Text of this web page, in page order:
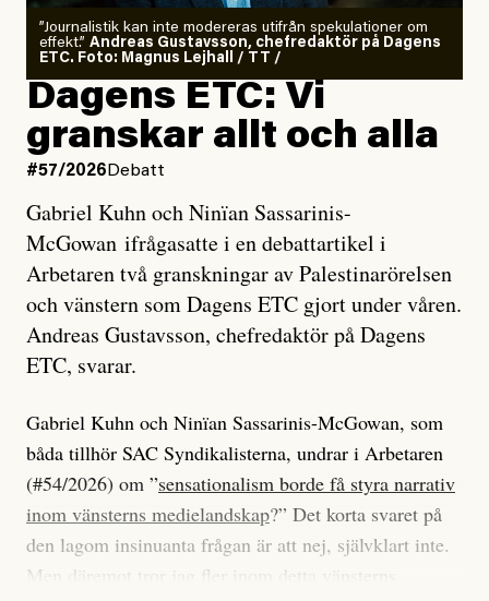
”Journalistik kan inte modereras utifrån spekulationer om
effekt.” Andreas Gustavsson, chefredaktör på Dagens
ETC. Foto: Magnus Lejhall / TT /
Dagens ETC: Vi
granskar allt och alla
#57/2026 Debatt
Gabriel Kuhn och Ninïan Sassarinis-
McGowan ifrågasatte i en debattartikel i
Arbetaren två granskningar av Palestinarörelsen
och vänstern som Dagens ETC gjort under våren.
Andreas Gustavsson, chefredaktör på Dagens
ETC, svarar.
Gabriel Kuhn och Ninïan Sassarinis-McGowan, som
båda tillhör SAC Syndikalisterna, undrar i Arbetaren
(#54/2026) om ”sensationalism borde få styra narrativ
inom vänsterns medielandskap?” Det korta svaret på
den lagom insinuanta frågan är att nej, självklart inte.
Men däremot tror jag fler inom detta vänsterns